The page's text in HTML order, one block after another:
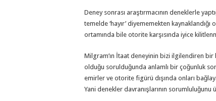
Deney sonrası araştırmacının deneklerle
temelde ‘hayır’ diyememekten
ortamında bile otorite karşısında iyice
Milgram’ın İtaat deneyinin bizi ilgilendiren
olduğu sorulduğunda anlamlı bir çoğunluk
emirler ve otorite figürü dışında onları
Yani denekler davranışlarının